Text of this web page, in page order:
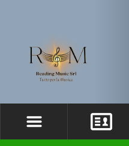
ACCEDI